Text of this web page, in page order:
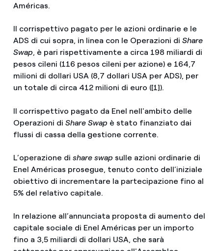
Américas.
Il corrispettivo pagato per le azioni ordinarie e le
ADS di cui sopra, in linea con le Operazioni di Share
Swap, è pari rispettivamente a circa 198 miliardi di
pesos cileni (116 pesos cileni per azione) e 164,7
milioni di dollari USA (8,7 dollari USA per ADS), per
un totale di circa 412 milioni di euro ([1]).
Il corrispettivo pagato da Enel nell'ambito delle
Operazioni di Share Swap è stato finanziato dai
flussi di cassa della gestione corrente.
L’operazione di share swap sulle azioni ordinarie di
Enel Américas prosegue, tenuto conto dell’iniziale
obiettivo di incrementare la partecipazione fino al
5% del relativo capitale.
In relazione all’annunciata proposta di aumento del
capitale sociale di Enel Américas per un importo
fino a 3,5 miliardi di dollari USA, che sarà